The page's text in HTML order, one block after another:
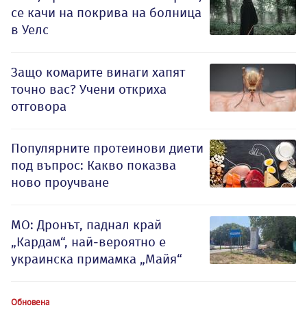
се качи на покрива на болница
в Уелс
Защо комарите винаги хапят
точно вас? Учени откриха
отговора
Популярните протеинови диети
под въпрос: Какво показва
ново проучване
МО: Дронът, паднал край
„Кардам“, най-вероятно е
украинска примамка „Майя“
Обновена